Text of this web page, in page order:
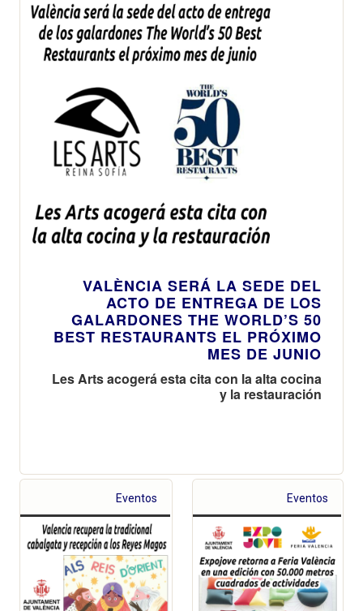
VALÈNCIA SERÁ LA SEDE DEL
ACTO DE ENTREGA DE LOS
GALARDONES THE WORLD’S 50
BEST RESTAURANTS EL PRÓXIMO
MES DE JUNIO
Les Arts acogerá esta cita con la alta cocina
y la restauración
Eventos Eventos